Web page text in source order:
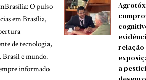
O pulso
em Brasília,
de tecnologia,
e mundo.
informado
a